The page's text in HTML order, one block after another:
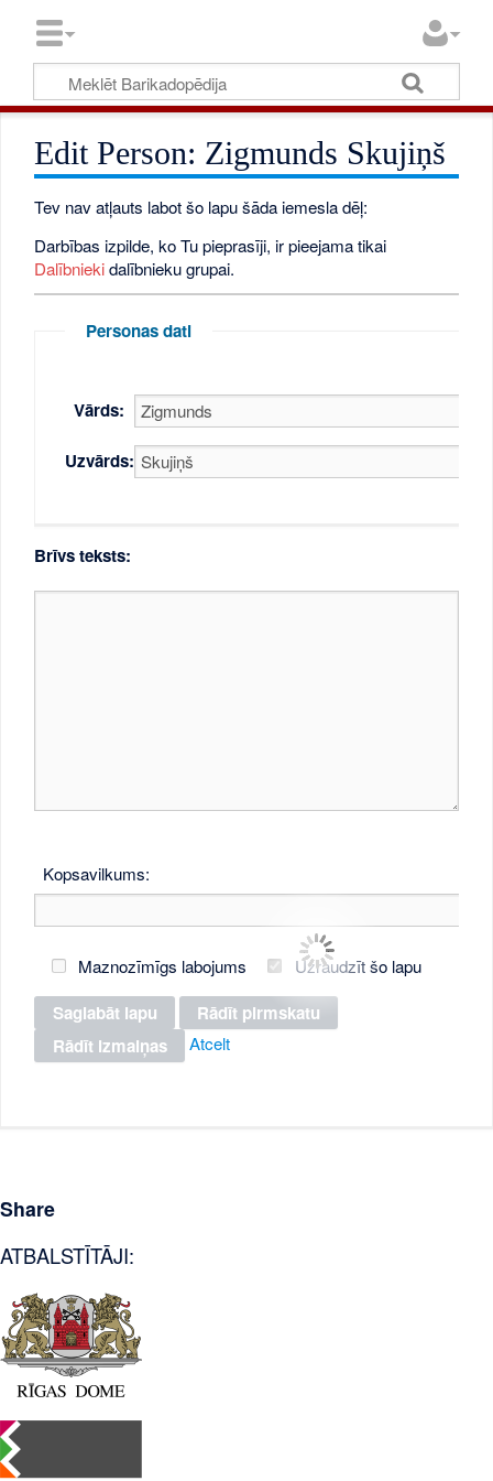
Edit Person: Zigmunds Skujiņš
Tev nav atļauts labot šo lapu šāda iemesla dēļ:
Darbības izpilde, ko Tu pieprasīji, ir pieejama tikai
Dalībniekidalībnieku grupai.
Personas dati
Vārds:
Uzvārds:
Brīvs teksts:
Kopsavilkums:
Maznozīmīgs labojums Uzraudzīt šo lapu
Atcelt
Share
ATBALSTĪTĀJI: